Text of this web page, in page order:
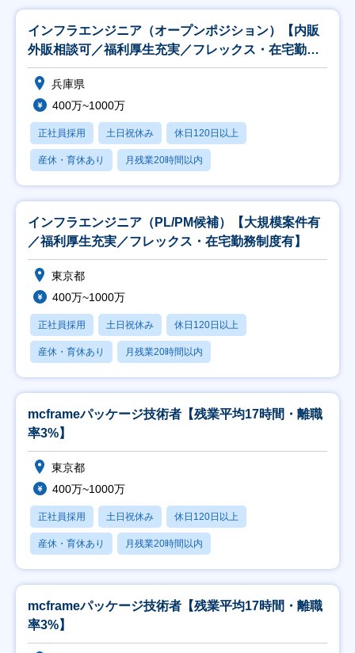
インフラエンジニア（オープンポジション）【内販
外販相談可／福利厚生充実／フレックス・在宅勤務
制度有】
兵庫県
400万~1000万
正社員採用 土日祝休み 休日120日以上
産休・育休あり 月残業20時間以内
インフラエンジニア（PL/PM候補）【大規模案件有
／福利厚生充実／フレックス・在宅勤務制度有】
東京都
400万~1000万
正社員採用 土日祝休み 休日120日以上
産休・育休あり 月残業20時間以内
mcframeパッケージ技術者【残業平均17時間・離職
率3%】
東京都
400万~1000万
正社員採用 土日祝休み 休日120日以上
産休・育休あり 月残業20時間以内
mcframeパッケージ技術者【残業平均17時間・離職
率3%】